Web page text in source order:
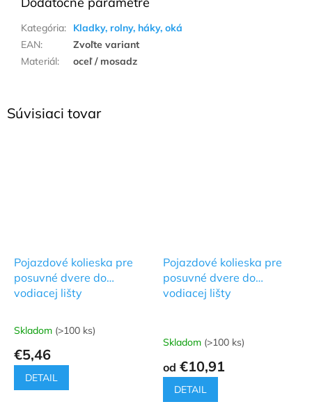
Súvisiaci tovar
Pojazdové kolieska pre
posuvné dvere do
vodiacej lišty
Priemerné
produktu
5,0
Skladom (>100 ks)
€5,46
DETAIL
Pojazdové kolieska pre
posuvné dvere do
vodiacej lišty
Skladom (>100 ks)
od €10,91
DETAIL
Kategória:
Kladky, rolny, háky, oká
EAN:
Zvoľte variant
Materiál: oceľ / mosadz